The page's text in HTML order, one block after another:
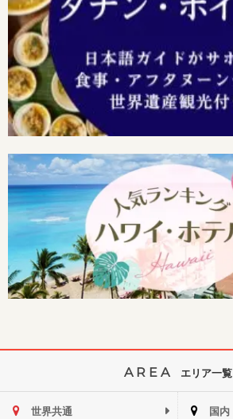
AREA エリア一覧
世界共通 国内